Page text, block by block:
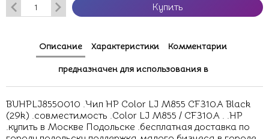
Купить
Описание Характеристики Комментарии
предназначен для использования в
BUHPLJ8550010 .Чип HP Color LJ M855 CF310A Black
(29k) .совместимость .Color LJ M855 / CF310A . .HP
.купить в Москве Подольске .бесплатная доставка по